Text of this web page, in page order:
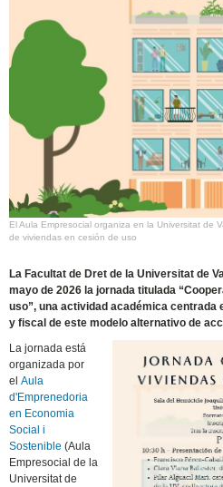
El Aula Empresocial organiza en la Universitat de
de viviendas en cesión de uso
La Facultat de Dret de la Universitat de
mayo de 2026 la jornada titulada
uso”, una actividad académica centrada
y fiscal de este modelo alternativo de
La jornada está
organizada por
elAula
d'Emprenedoria
en Economia
Social i
Sostenible (Aula
Empresocial de la
Universitat de